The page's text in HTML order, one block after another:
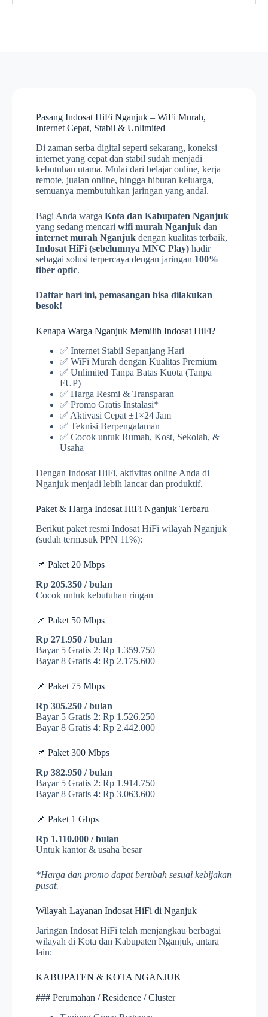
Pasang Indosat HiFi Nganjuk – WiFi Murah,
Internet Cepat, Stabil & Unlimited
Di zaman serba digital seperti sekarang, koneksi
internet yang cepat dan stabil sudah menjadi
kebutuhan utama. Mulai dari belajar online, kerja
remote, jualan online, hingga hiburan keluarga,
semuanya membutuhkan jaringan yang andal.
Bagi Anda warga Kota dan Kabupaten Nganjuk
yang sedang mencari wifi murah Nganjuk dan
internet murah Nganjuk dengan kualitas terbaik,
Indosat HiFi (sebelumnya MNC Play) hadir
sebagai solusi terpercaya dengan jaringan 100%
fiber optic.
Daftar hari ini, pemasangan bisa dilakukan
besok!
Kenapa Warga Nganjuk Memilih Indosat HiFi?
✅ Internet Stabil Sepanjang Hari
✅ WiFi Murah dengan Kualitas Premium
✅ Unlimited Tanpa Batas Kuota (Tanpa
FUP)
✅ Harga Resmi & Transparan
✅ Promo Gratis Instalasi*
✅ Aktivasi Cepat ±1×24 Jam
✅ Teknisi Berpengalaman
✅ Cocok untuk Rumah, Kost, Sekolah, &
Usaha
Dengan Indosat HiFi, aktivitas online Anda di
Nganjuk menjadi lebih lancar dan produktif.
Paket & Harga Indosat HiFi Nganjuk Terbaru
Berikut paket resmi Indosat HiFi wilayah Nganjuk
(sudah termasuk PPN 11%):
📌 Paket 20 Mbps
Rp 205.350 / bulan
Cocok untuk kebutuhan ringan
📌 Paket 50 Mbps
Rp 271.950 / bulan
Bayar 5 Gratis 2: Rp 1.359.750
Bayar 8 Gratis 4: Rp 2.175.600
📌 Paket 75 Mbps
Rp 305.250 / bulan
Bayar 5 Gratis 2: Rp 1.526.250
Bayar 8 Gratis 4: Rp 2.442.000
📌 Paket 300 Mbps
Rp 382.950 / bulan
Bayar 5 Gratis 2: Rp 1.914.750
Bayar 8 Gratis 4: Rp 3.063.600
📌 Paket 1 Gbps
Rp 1.110.000 / bulan
Untuk kantor & usaha besar
*Harga dan promo dapat berubah sesuai kebijakan
pusat.
Wilayah Layanan Indosat HiFi di Nganjuk
Jaringan Indosat HiFi telah menjangkau berbagai
wilayah di Kota dan Kabupaten Nganjuk, antara
lain:
KABUPATEN & KOTA NGANJUK
### Perumahan / Residence / Cluster